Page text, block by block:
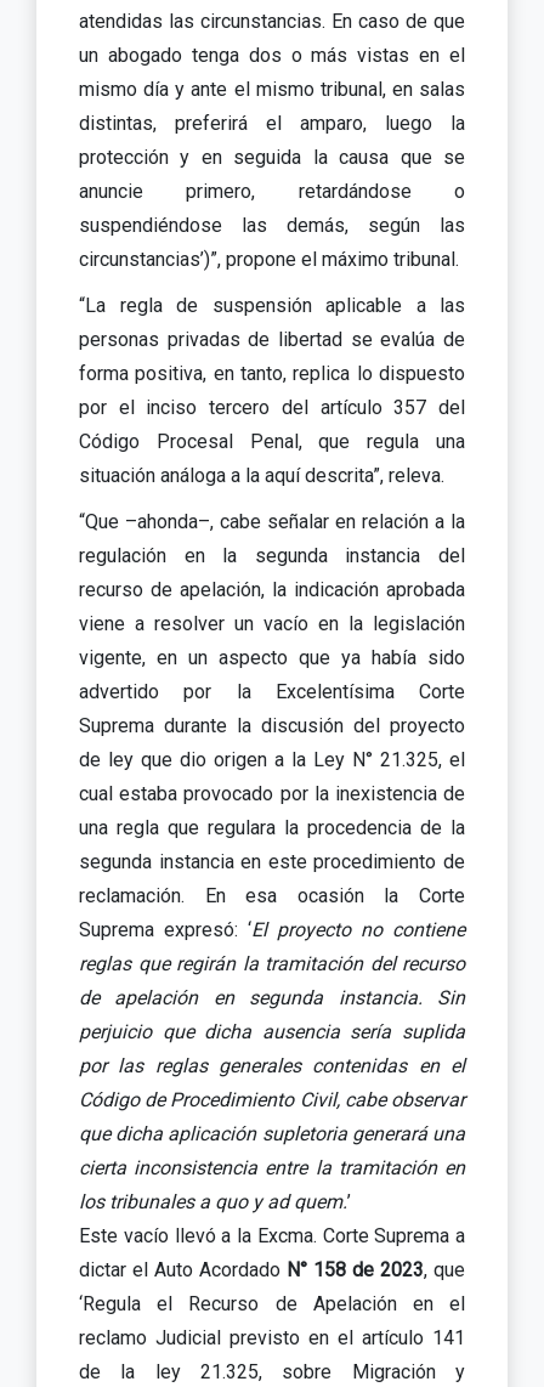
atendidas las circunstancias. En caso de que
un abogado tenga dos o más vistas en el
mismo día y ante el mismo tribunal, en salas
distintas, preferirá el amparo, luego la
protección y en seguida la causa que se
anuncie primero, retardándose o
suspendiéndose las demás, según las
circunstancias’)”, propone el máximo tribunal.
“La regla de suspensión aplicable a las
personas privadas de libertad se evalúa de
forma positiva, en tanto, replica lo dispuesto
por el inciso tercero del artículo 357 del
Código Procesal Penal, que regula una
situación análoga a la aquí descrita”, releva.
“Que –ahonda–, cabe señalar en relación a la
regulación en la segunda instancia del
recurso de apelación, la indicación aprobada
viene a resolver un vacío en la legislación
vigente, en un aspecto que ya había sido
advertido por la Excelentísima Corte
Suprema durante la discusión del proyecto
de ley que dio origen a la Ley N° 21.325, el
cual estaba provocado por la inexistencia de
una regla que regulara la procedencia de la
segunda instancia en este procedimiento de
reclamación. En esa ocasión la Corte
Suprema expresó: ‘El proyecto no contiene
reglas que regirán la tramitación del recurso
de apelación en segunda instancia. Sin
perjuicio que dicha ausencia sería suplida
por las reglas generales contenidas en el
Código de Procedimiento Civil, cabe observar
que dicha aplicación supletoria generará una
cierta inconsistencia entre la tramitación en
los tribunales a quo y ad quem.’
Este vacío llevó a la Excma. Corte Suprema a
dictar el Auto Acordado N° 158 de 2023, que
‘Regula el Recurso de Apelación en el
reclamo Judicial previsto en el artículo 141
de la ley 21.325, sobre Migración y